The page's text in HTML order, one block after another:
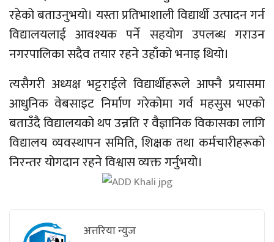
रहेको बताउनुभयो। यस्ता प्रतिभाशाली विद्यार्थी उत्पादन गर्न
विद्यालयलाई आवश्यक पर्ने सहयोग उपलब्ध गराउन
नगरपालिका सदैव तयार रहने उहाँको भनाइ थियो।
त्यसैगरी अध्यक्ष भट्टराईले विद्यार्थीहरूले आफ्नै प्रयासमा
आधुनिक वेबसाइट निर्माण गरेकोमा गर्व महसुस भएको
बताउँदै विद्यालयको थप उन्नति र वैज्ञानिक विकासका लागि
विद्यालय व्यवस्थापन समिति, शिक्षक तथा कर्मचारीहरूको
निरन्तर योगदान रहने विश्वास व्यक्त गर्नुभयो।
अत्तरिया न्युज